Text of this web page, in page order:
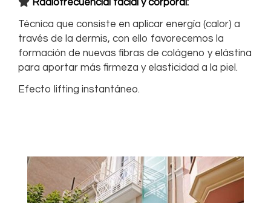
Radiofrecuencial facial y corporal:
Técnica que consiste en aplicar energía (calor) a
través de la dermis, con ello favorecemos la
formación de nuevas fibras de colágeno y elástina
para aportar más firmeza y elasticidad a la piel.
Efecto lifting instantáneo.